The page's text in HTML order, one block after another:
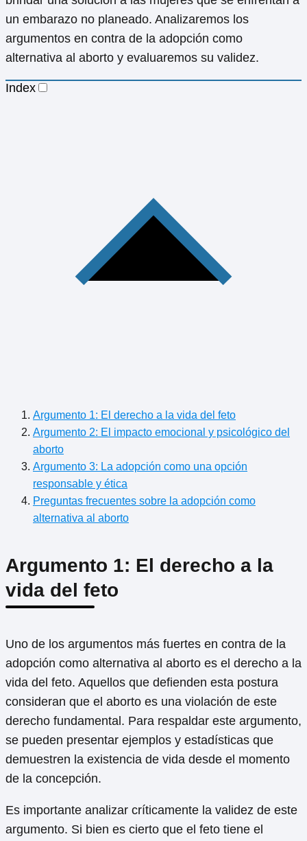
un embarazo no planeado. Analizaremos los
argumentos en contra de la adopción como
alternativa al aborto y evaluaremos su validez.
Index
Argumento 1: El derecho a la vida del feto
Argumento 2: El impacto emocional y psicológico del
aborto
Argumento 3: La adopción como una opción
responsable y ética
Preguntas frecuentes sobre la adopción como
alternativa al aborto
Argumento 1: El derecho a la
vida del feto
Uno de los argumentos más fuertes en contra de la
adopción como alternativa al aborto es el derecho a la
vida del feto. Aquellos que defienden esta postura
consideran que el aborto es una violación de este
derecho fundamental. Para respaldar este argumento,
se pueden presentar ejemplos y estadísticas que
demuestren la existencia de vida desde el momento
de la concepción.
Es importante analizar críticamente la validez de este
argumento. Si bien es cierto que el feto tiene el